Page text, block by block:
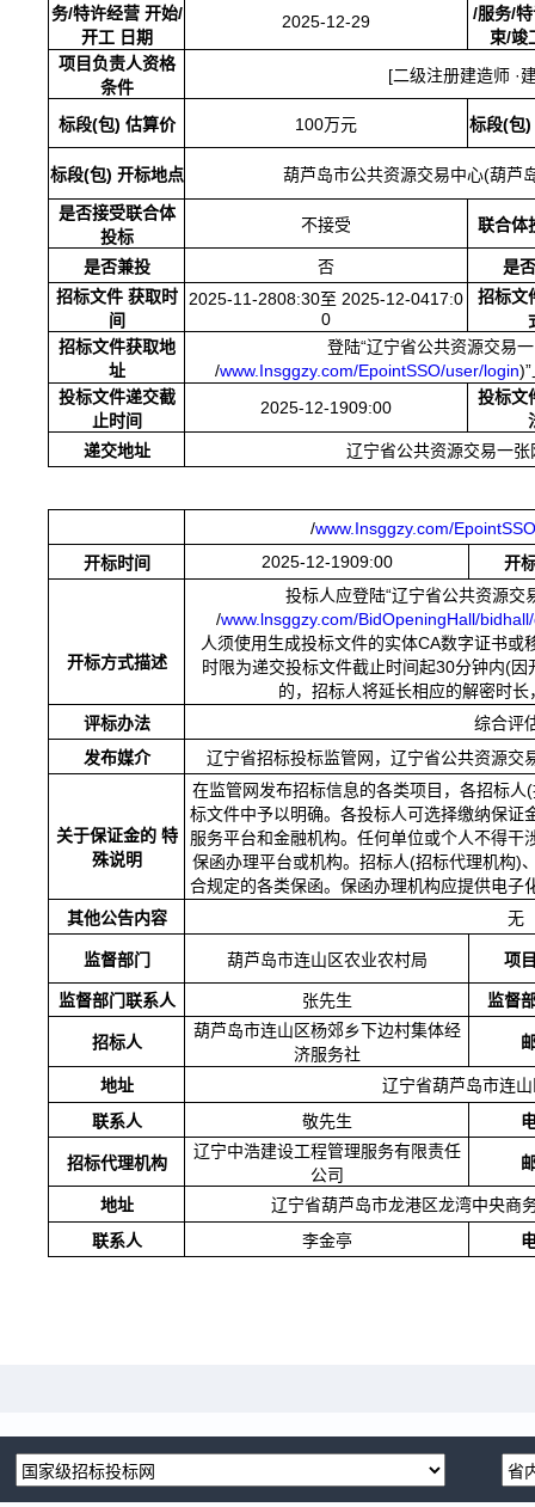
务/特许经营 开始/
开工 日期
2025-12-29
/服务/
束/竣
项目负责人资格
条件
[二级注册建造师 ·
标段(包) 估算价 100万元 标段(包)
标段(包) 开标地点 葫芦岛市公共资源交易中心(葫芦
是否接受联合体
投标
不接受 联合体
是否兼投 否
是
招标文件 获取时
间
2025-11-2808:30至 2025-12-0417:0
0
招标文
招标文件获取地
址
登陆“辽宁省公共资源交易
/www.Insggzy.com/EpointSSO/user/login
投标文件递交截
止时间
2025-12-1909:00
投标文
递交地址
辽宁省公共资源交易一
/www.Insggzy.com/
开标时间
2025-12-1909:00 开
开标方式描述
投标人应登陆“辽宁省公共资源交
/www.lnsggzy.com/BidOpeningHall/
人须使用生成投标文件的实体CA数字证书或
时限为递交投标文件截止时间起30分钟内(因
的，招标人将延长相应的解密时
评标办法
综合评
发布媒介
辽宁省招标投标监管网，辽宁省公共资源交
关于保证金的 特
殊说明
在监管网发布招标信息的各类项目，各招标人(
标文件中予以明确。各投标人可选择缴纳保证
服务平台和金融机构。任何单位或个人不得
保函办理平台或机构。招标人(招标代理机构)
合规定的各类保函。保函办理机构应提供电子
其他公告内容
无
监督部门 葫芦岛市连山区农业农村局 项
监督部门联系人 张先生 监督
招标人
葫芦岛市连山区杨郊乡下边村集体经
济服务社
地址
辽宁省葫芦岛市连
联系人
敬先生
招标代理机构
辽宁中浩建设工程管理服务有限责任
公司
地址
辽宁省葫芦岛市龙港区龙湾中央商
联系人
李金亭